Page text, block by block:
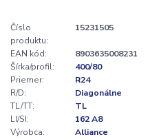
Číslo
produktu:
15231505
EAN kód:
8903635008231
Šírka/profil:
400/80
Priemer:
R24
R/D:
Diagonálne
TL/TT:
TL
LI/SI:
162 A8
Výrobca:
Alliance